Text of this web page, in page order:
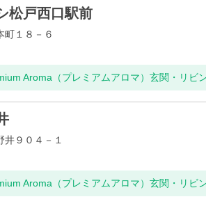
松戸西口駅前
町１８－６
Aroma（プレミアムアロマ）玄関・リビ
９０４－１
Aroma（プレミアムアロマ）玄関・リビ